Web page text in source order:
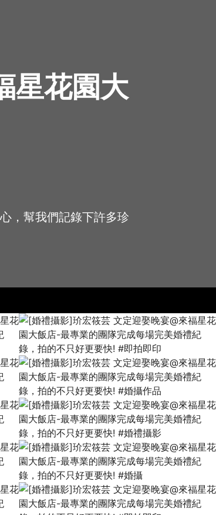
星花園大
，幫我們記錄下許多珍